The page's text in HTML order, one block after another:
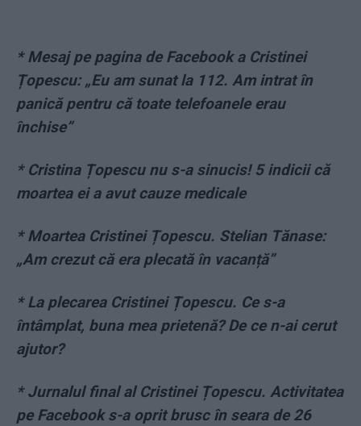
* Mesaj pe pagina de Facebook a Cristinei
Țopescu: „Eu am sunat la 112. Am intrat în
panică pentru că toate telefoanele erau
închise”
* Cristina Țopescu nu s-a sinucis! 5 indicii că
moartea ei a avut cauze medicale
* Moartea Cristinei Țopescu. Stelian Tănase:
„Am crezut că era plecată în vacanță”
* La plecarea Cristinei Țopescu. Ce s-a
întâmplat, buna mea prietenă? De ce n-ai cerut
ajutor?
* Jurnalul final al Cristinei Țopescu. Activitatea
pe Facebook s-a oprit brusc în seara de 26